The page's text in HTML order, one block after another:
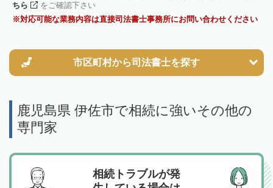
ちら
をご確認下さい
対応可能な業務内容は直接司法書士事務所にお問い合わせください
市区町村から司法書士を探す
鹿児島県 伊佐市で相続に強いその他の
専門家
相続トラブルが発